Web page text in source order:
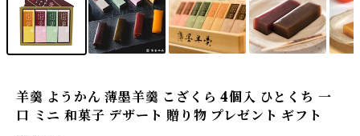
羊羹 ようかん 薄墨羊羹 こざくら 4個入 ひとくち 一
口 ミニ 和菓子 デザート 贈り物 プレゼント ギフト